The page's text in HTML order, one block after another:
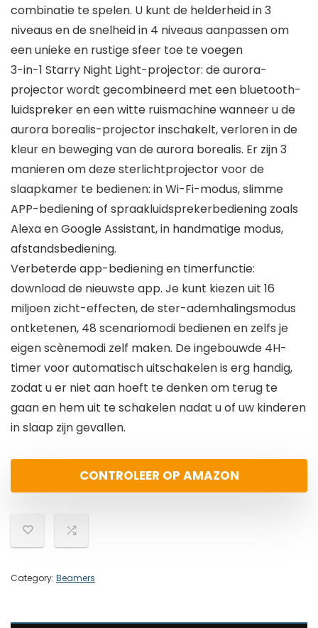
combinatie te spelen. U kunt de helderheid in 3
niveaus en de snelheid in 4 niveaus aanpassen om
een ​​unieke en rustige sfeer toe te voegen
3-in-1 Starry Night Light-projector: de aurora-
projector wordt gecombineerd met een bluetooth-
luidspreker en een witte ruismachine wanneer u de
aurora borealis-projector inschakelt, verloren in de
kleur en beweging van de aurora borealis. Er zijn 3
manieren om deze sterlichtprojector voor de
slaapkamer te bedienen: in Wi-Fi-modus, slimme
APP-bediening of spraakluidsprekerbediening zoals
Alexa en Google Assistant, in handmatige modus,
afstandsbediening.
Verbeterde app-bediening en timerfunctie:
download de nieuwste app. Je kunt kiezen uit 16
miljoen zicht-effecten, de ster-ademhalingsmodus
ontketenen, 48 scenariomodi bedienen en zelfs je
eigen scènemodi zelf maken. De ingebouwde 4H-
timer voor automatisch uitschakelen is erg handig,
zodat u er niet aan hoeft te denken om terug te
gaan en hem uit te schakelen nadat u of uw kinderen
in slaap zijn gevallen.
CONTROLEER OP AMAZON
Category: Beamers